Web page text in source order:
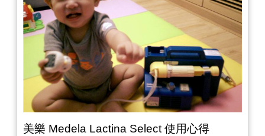
美樂 Medela Lactina Select 使用心得